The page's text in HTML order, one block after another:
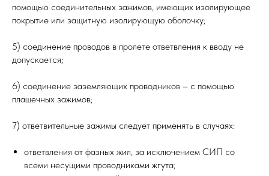
помощью соединительных зажимов, имеющих изолирующее
покрытие или защитную изолирующую оболочку;
5) соединение проводов в пролете ответвления к вводу не
допускается;
6) соединение заземляющих проводников – с помощью
плашечных зажимов;
7) ответвительные зажимы следует применять в случаях:
ответвления от фазных жил, за исключением СИП со
всеми несущими проводниками жгута;